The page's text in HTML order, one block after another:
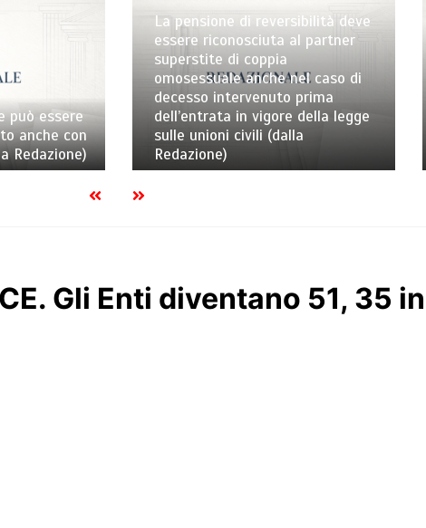
può essere
anche con
Redazione)
La pensione di reversibilità deve
essere riconosciuta al partner
superstite di coppia
omosessuale anche nel caso di
decesso intervenuto prima
dell’entrata in vigore della legge
sulle unioni civili (dalla
Redazione)
Gli Enti diventano 51, 35 in